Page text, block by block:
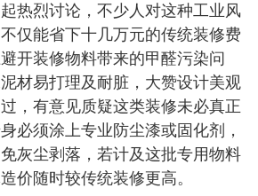
热烈讨论，不少人对这种工业风
仅能省下十几万元的传统装修费
开装修物料带来的甲醛污染问
材易打理及耐脏，大赞设计美观
，有意见质疑这类装修未必真正
必须涂上专业防尘漆或固化剂，
灰尘剥落，若计及这批专用物料
价随时较传统装修更高。